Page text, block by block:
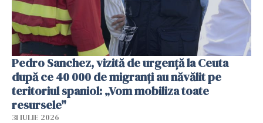
Pedro Sanchez, vizită de urgență la Ceuta
după ce 40 000 de migranți au năvălit pe
teritoriul spaniol: „Vom mobiliza toate
resursele"
31 IULIE 2026